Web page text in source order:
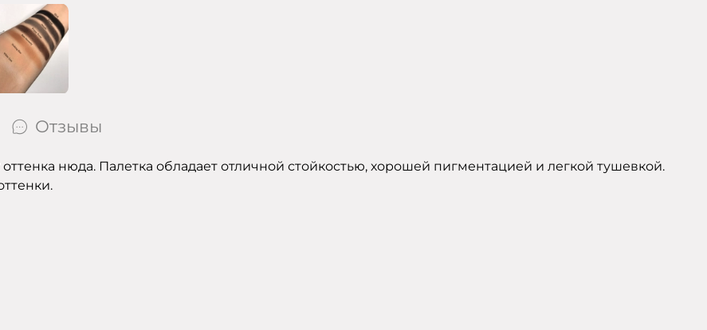
Отзывы
нюда. Палетка обладает отличной стойкостью, хорошей пигментацией и легкой тушевкой.